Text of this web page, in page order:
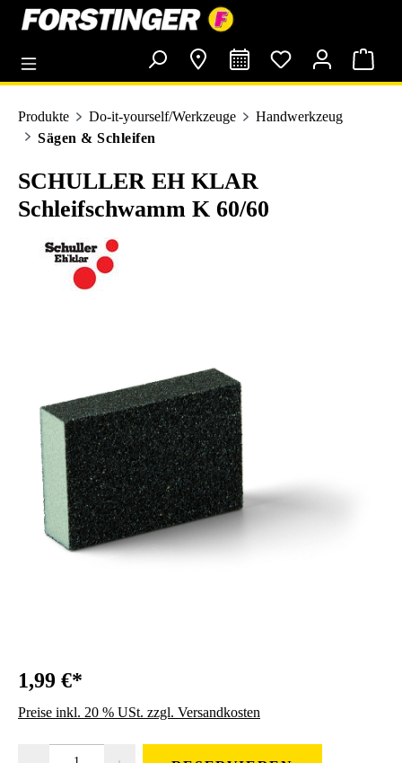
springen
Produkte Do-it-yourself/Werkzeuge
Handwerkzeug
Sägen & Schleifen
SCHULLER EH KLAR
Schleifschwamm K 60/60
1,99 €*
Preise inkl. 20 % USt. zzgl. Versandkosten